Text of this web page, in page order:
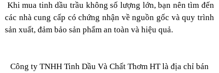
Khi mua tinh dầu trầu không số lượng lớn, bạn nên tìm đến
các nhà cung cấp có chứng nhận về nguồn gốc và quy trình
sản xuất, đảm bảo sản phẩm an toàn và hiệu quả.
Công ty TNHH Tinh Dầu Và Chất Thơm HT là địa chỉ bán